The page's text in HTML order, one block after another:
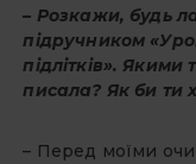
– Розкажи, будь
підручником
підлітків».
писала? Як би ти
– Перед моїми